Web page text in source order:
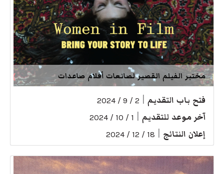
مختبر الفيلم القصير لصانعات أفلام صاعدات
فتح باب التقديم 2 / 9 / 2024
آخر موعد للتقديم 1 / 10 / 2024
إعلان النتائج 18 / 12 / 2024